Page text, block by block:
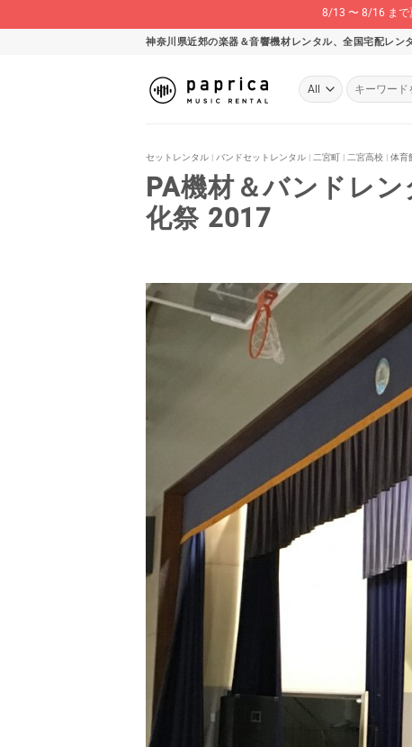
8/13 〜 8/16 まで
神奈川県近郊の楽器＆音響機材レンタル、全国宅配レン
検
索
セットレンタル | バンドセットレンタル | 二宮町 | 二宮高校 | 体育
PA機材＆バンドレ
化祭 2017